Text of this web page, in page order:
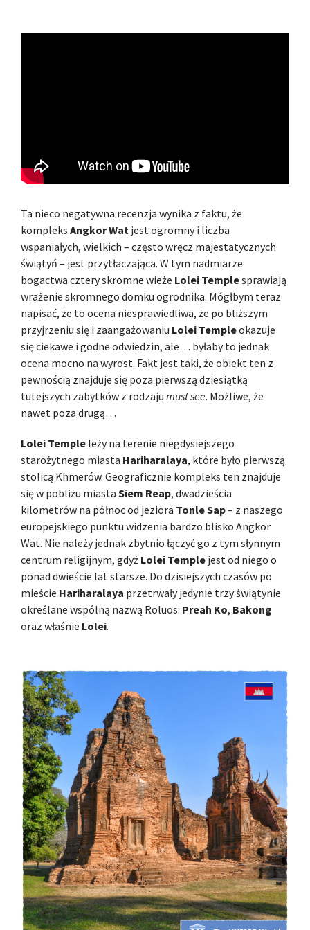
Ta nieco negatywna recenzja wynika z faktu, że
kompleks Angkor Wat jest ogromny i liczba
wspaniałych, wielkich – często wręcz majestatycznych
świątyń – jest przytłaczająca. W tym nadmiarze
bogactwa cztery skromne wieże Lolei Templesprawiają
wrażenie skromnego domku ogrodnika. Mógłbym teraz
napisać, że to ocena niesprawiedliwa, że po bliższym
przyjrzeniu się i zaangażowaniu Lolei Templeokazuje
się ciekawe i godne odwiedzin, ale… byłaby to jednak
ocena mocno na wyrost. Fakt jest taki, że obiekt ten z
pewnością znajduje się poza pierwszą dziesiątką
tutejszych zabytków z rodzaju must see. Możliwe, że
nawet poza drugą…
Lolei Temple leży na terenie niegdysiejszego
starożytnego miasta Hariharalaya, które było pierwszą
stolicą Khmerów. Geograficznie kompleks ten znajduje
się w pobliżu miasta Siem Reap, dwadzieścia
kilometrów na północ od jeziora Tonle Sap– z naszego
europejskiego punktu widzenia bardzo blisko Angkor
Wat. Nie należy jednak zbytnio łączyć go z tym słynnym
centrum religijnym, gdyż Lolei Temple jest od niego o
ponad dwieście lat starsze. Do dzisiejszych czasów po
mieście Hariharalaya przetrwały jedynie trzy świątynie
określane wspólną nazwą Roluos: Preah Ko, Bakong
oraz właśnie Lolei.